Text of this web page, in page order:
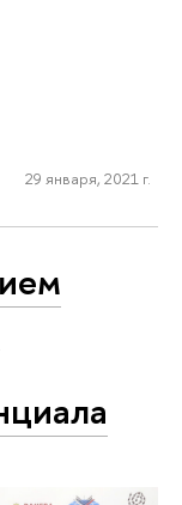
29 января, 2021 г.